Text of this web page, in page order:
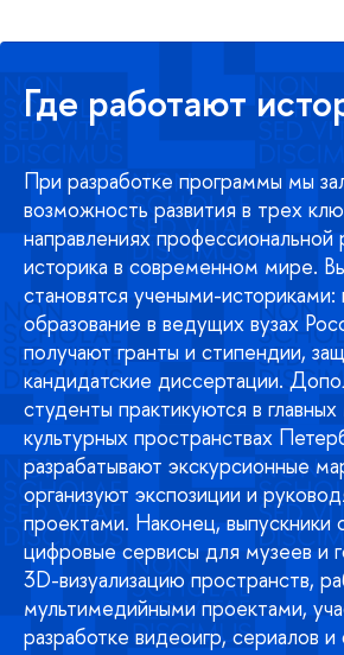
Где работают
При разработке программы мы
возможность развития в трех
направлениях профессиональной
историка в современном мире.
становятся учеными-
образование в ведущих вузах
получают гранты и стипендии,
кандидатские диссертации.
студенты практикуются в
культурных пространствах
разрабатывают экскурсионные
организуют экспозиции и
проектами. Наконец, выпускники
цифровые сервисы для музеев и
3D-визуализацию пространств,
мультимедийными проектами,
разработке видеоигр, сериалов